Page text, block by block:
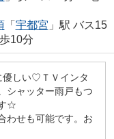
「 宇都宮 」駅 バス15
10分
優しい♡ＴＶインタ
シャッター雨戸もつ
☆
わせも可能です。お